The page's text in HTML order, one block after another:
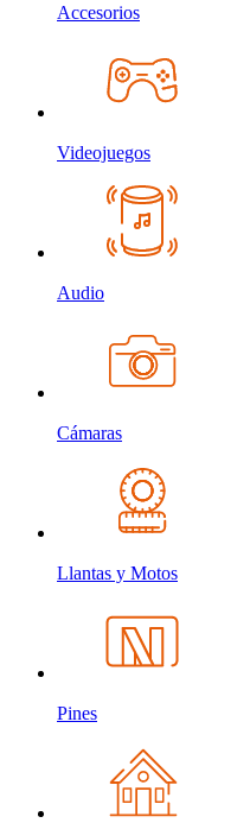
Accesorios
Videojuegos
Audio
Cámaras
Llantas y Motos
Pines